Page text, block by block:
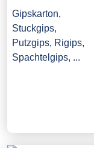
Gipskarton,
Stuckgips,
Putzgips, Rigips,
Spachtelgips, ...